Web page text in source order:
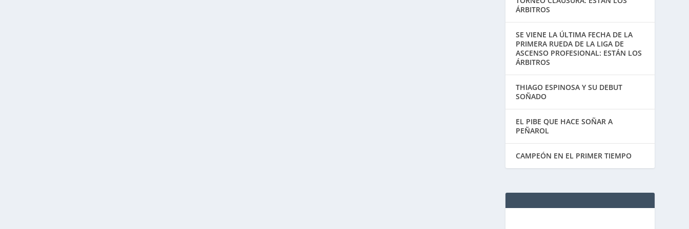
ÁRBITROS
SE VIENE LA ÚLTIMA FECHA DE LA
PRIMERA RUEDA DE LA LIGA DE
ASCENSO PROFESIONAL: ESTÁN LOS
ÁRBITROS
THIAGO ESPINOSA Y SU DEBUT
SOÑADO
EL PIBE QUE HACE SOÑAR A
PEÑAROL
CAMPEÓN EN EL PRIMER TIEMPO